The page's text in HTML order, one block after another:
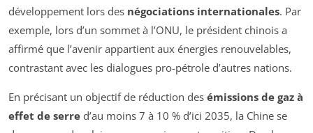
développement lors des négociations internationales. Par
exemple, lors d’un sommet à l’ONU, le président chinois a
affirmé que l’avenir appartient aux énergies renouvelables,
contrastant avec les dialogues pro-pétrole d’autres nations.
En précisant un objectif de réduction des émissions de gaz à
effet de serre d’au moins 7 à 10 % d’ici 2035, la Chine se